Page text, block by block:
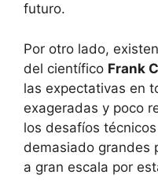
futuro.
Por otro lado,
del científico Frank
las expectativas en
exageradas y poco
los desafíos
demasiado grandes
a gran escala por